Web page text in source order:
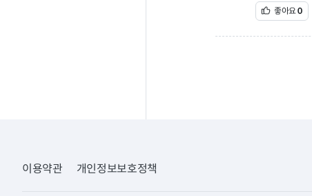
좋아요0
이용약관 개인정보보호정책